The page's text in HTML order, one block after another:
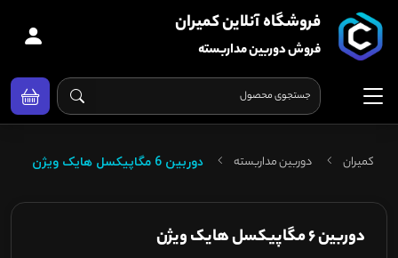
فروشگاه آنلاین کمیران
فروش دوربین مداربسته
کمیران دوربین مداربسته دوربین 6 مگاپیکسل هایک ویژن
دوربین 6 مگاپیکسل هایک ویژن